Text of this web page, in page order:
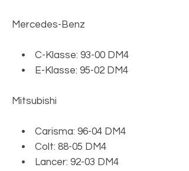
Mercedes-Benz
• C-Klasse: 93-00 DM4
• E-Klasse: 95-02 DM4
Mitsubishi
• Carisma: 96-04 DM4
• Colt: 88-05 DM4
• Lancer: 92-03 DM4